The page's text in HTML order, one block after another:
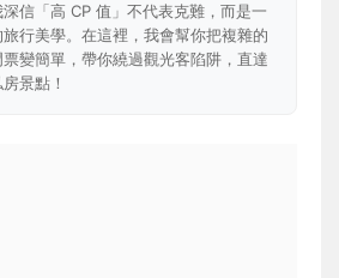
信「高 CP 值」不代表克難，而是一
行美學。在這裡，我會幫你把複雜的
變簡單，帶你繞過觀光客陷阱，直達
景點！